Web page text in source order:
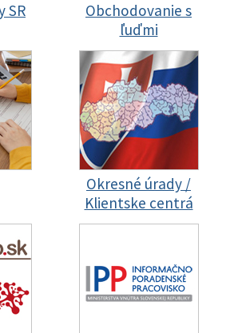
SR
Obchodovanie s
ľuďmi
Okresné úrady /
Klientske centrá